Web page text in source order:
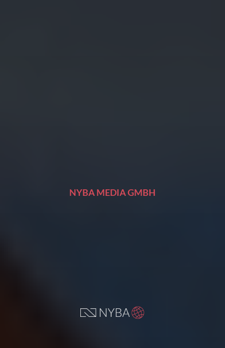
NYBA MEDIA GMBH